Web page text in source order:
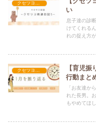
い
息子達の診
けてくれる
れの捉え方
【育児
行動まと
「お友達か
れた長男。
もやめてほ